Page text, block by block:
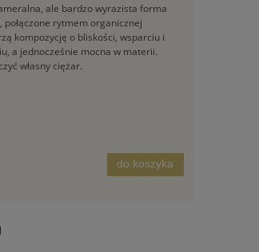
ale bardzo wyrazista forma
rytmem organicznej
kompozycję o bliskości, wsparciu i
a jednocześnie mocna w materii.
własny ciężar.
do koszyka